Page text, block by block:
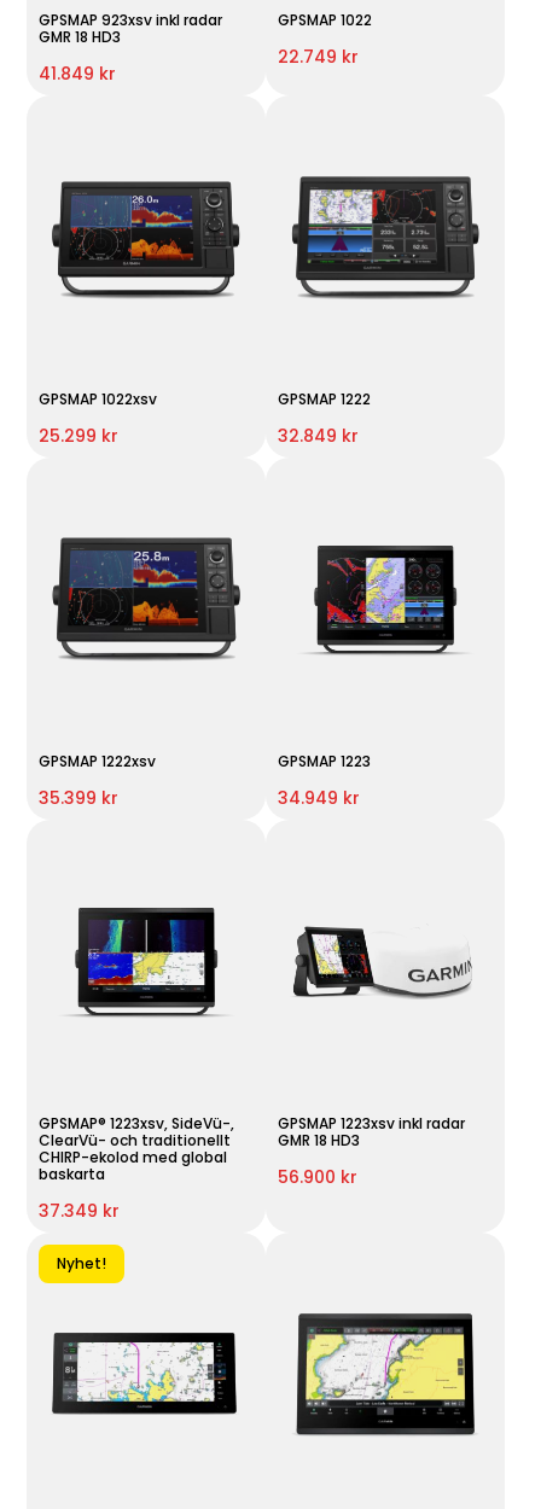
GPSMAP 923xsv inkl radar
GMR 18 HD3
41.849 kr
GPSMAP 1022
22.749 kr
GPSMAP 1022xsv
25.299 kr
GPSMAP 1222
32.849 kr
GPSMAP 1222xsv
35.399 kr
GPSMAP 1223
34.949 kr
GPSMAP® 1223xsv, SideVü-,
ClearVü- och traditionellt
CHIRP-ekolod med global
baskarta
37.349 kr
GPSMAP 1223xsv inkl radar
GMR 18 HD3
56.900 kr
Nyhet!